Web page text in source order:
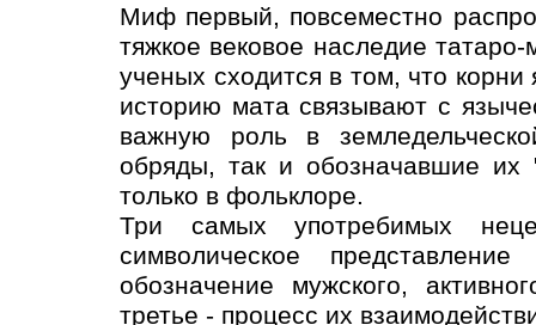
Миф первый, повсеместно
тяжкое вековое наследие
ученых сходится в том, что
историю мата связывают с
важную роль в
обряды, так и обозначавшие их
только в фольклоре.
Три самых употребимых
символическое
обозначение мужского,
третье - процесс их